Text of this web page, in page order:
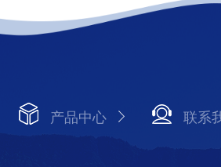
产品中心 联系